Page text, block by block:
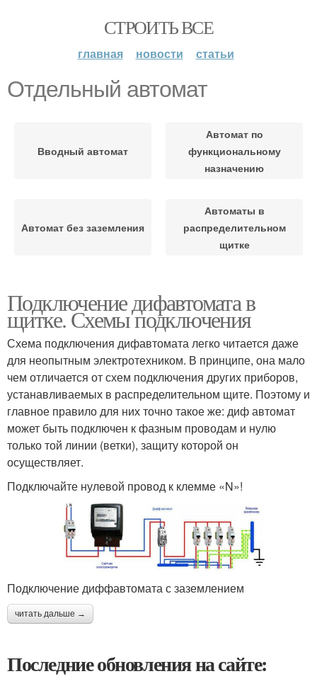
СТРОИТЬ ВСЕ
главная новости статьи
Отдельный автомат
Вводный автомат
Автомат по
функциональному
назначению
Автомат без заземления
Автоматы в
распределительном
щитке
Подключение дифавтомата в
щитке. Схемы подключения
Схема подключения дифавтомата легко читается даже
для неопытным электротехником. В принципе, она мало
чем отличается от схем подключения других приборов,
устанавливаемых в распределительном щите. Поэтому и
главное правило для них точно такое же: диф автомат
может быть подключен к фазным проводам и нулю
только той линии (ветки), защиту которой он
осуществляет.
Подключайте нулевой провод к клемме «N»!
Подключение диффавтомата с заземлением
читать дальше →
Последние обновления на сайте: